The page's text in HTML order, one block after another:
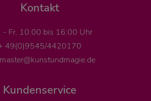
Kontakt
- Fr. 10:00 bis 16:00 Uhr
49(0)9545/4420170
Kundenservice